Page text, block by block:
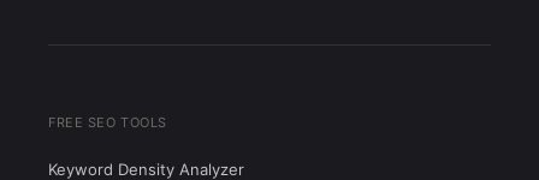
FREE SEO TOOLS
Keyword Density Analyzer